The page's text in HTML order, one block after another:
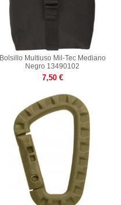
Bolsillo Multiuso Mil-Tec Mediano
Negro 13490102
7,50 €